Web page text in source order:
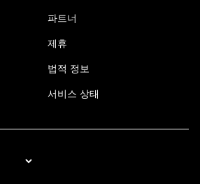
파트너
제휴
법적 정보
서비스 상태